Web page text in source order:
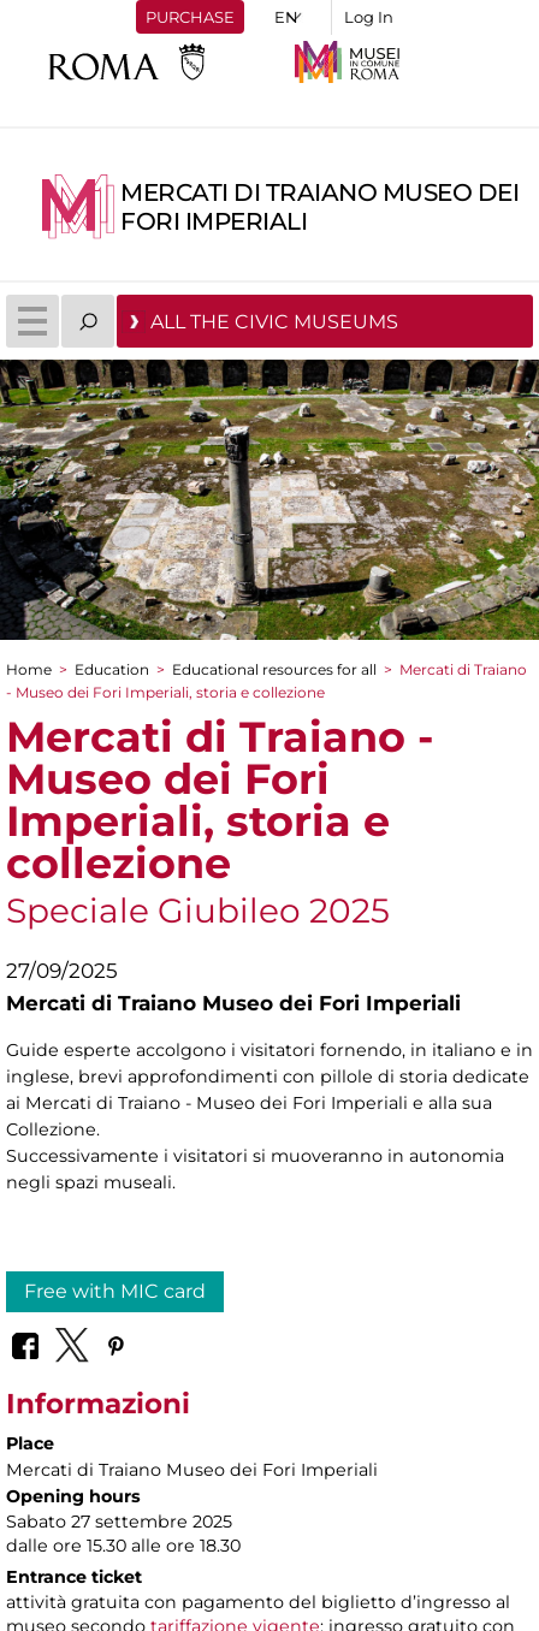
PURCHASE Log In
MERCATI DI TRAIANO MUSEO DEI
FORI IMPERIALI
ALL THE CIVIC MUSEUMS
You are here
Home > Education > Educational resources for all > Mercati di Traiano
- Museo dei Fori Imperiali, storia e collezione
Mercati di Traiano -
Museo dei Fori
Imperiali, storia e
collezione
Speciale Giubileo 2025
27/09/2025
Mercati di Traiano Museo dei Fori Imperiali
Guide esperte accolgono i visitatori fornendo, in italiano e in
inglese, brevi approfondimenti con pillole di storia dedicate
ai Mercati di Traiano - Museo dei Fori Imperiali e alla sua
Collezione.
Successivamente i visitatori si muoveranno in autonomia
negli spazi museali.
Free with MIC card
Informazioni
Place
Mercati di Traiano Museo dei Fori Imperiali
Opening hours
Sabato 27 settembre 2025
dalle ore 15.30 alle ore 18.30
Entrance ticket
attività gratuita con pagamento del biglietto d’ingresso al
museo secondo tariffazione vigente; ingresso gratuito con